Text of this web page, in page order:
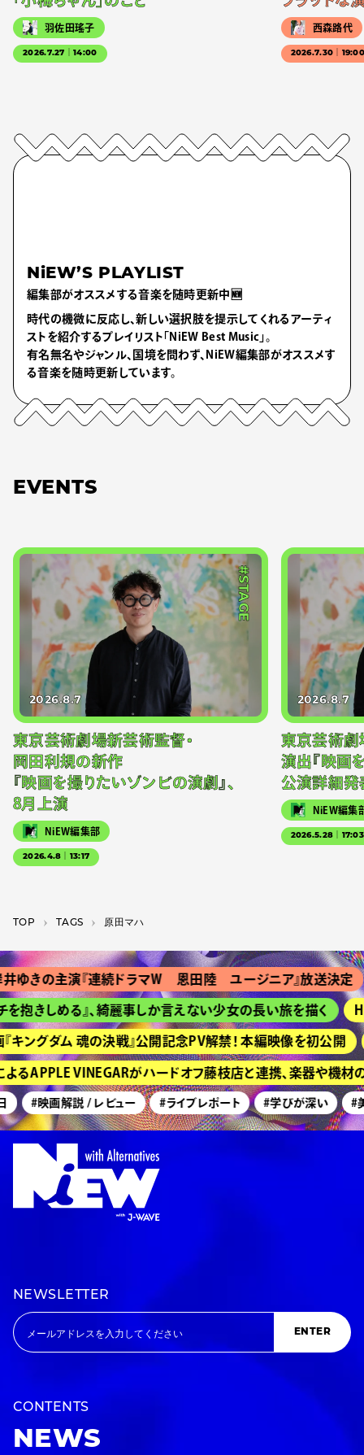
羽佐田瑤子
2026.7.27｜14:00
西森路代
2026.7.30｜
NiEW’S PLAYLIST
編集部がオススメする音楽を随時更新中🆕
時代の機微に反応し、新しい選択肢を提示してくれるアーティ
ストを紹介するプレイリスト「NiEW Best Music」。
有名無名やジャンル、国境を問わず、NiEW編集部がオススメす
る音楽を随時更新しています。
EVENTS
#STAGE
2026.8.7
東京芸術劇場新芸術監督・
岡田利規の新作
『映画を撮りたいゾンビの演劇』、
8月上演
NiEW編集部
2026.4.8｜13:17
2026.8.7
東京芸術劇
演出『映画
公演詳細発
NiEW編集
2026.5.28｜17:03
TOP T­A­G­S 原田マハ
きの主演『連続ドラマＷ 恩田陸 ユージニア』放送決定
抱きしめる』、綺麗事しか言えない少女の長い旅を描く
ングダム 魂の決戦』公開記念PV解禁！ 本編映像を初公開
るAPPLE VINEGARがハードオフ藤枝店と連携、楽器や機材
#映画解説 / レビュー #ライブレポート #学びが深い #美
NEWSLETTER
ENTER
CONTENTS
NEWS